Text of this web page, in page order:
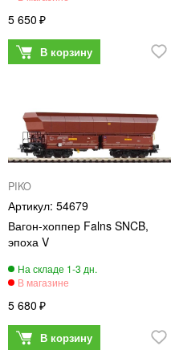
5 650
PIKO
54679
Вагон-хоппер Falns SNCB,
эпоха V
5 680